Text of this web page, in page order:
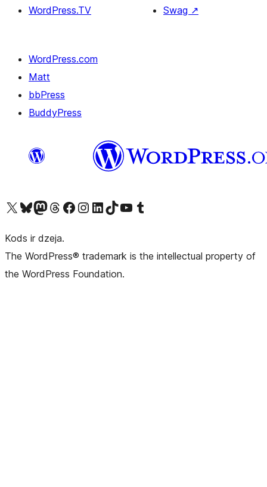
WordPress.TV
Swag ↗
WordPress.com
Matt
bbPress
BuddyPress
Apmeklējiet mūsu X (agrāk Twitter) kontu
Apmeklējiet mūsu Bluesky kontu
Apmeklējiet mūsu Mastodon kontu
Apmeklējiet mūsu Threads kontu
Apmeklējiet mūsu Facebook lapuApmeklējiet mūsu Instagram kontu
Apmeklējiet mūsu LinkedIn kontu
Apmeklējiet mūsu TikTok kontu
Apmeklējiet mūsu YouTube kanālu
Apmeklējiet mūsu Tumblr kontu
Kods ir dzeja.
The WordPress® trademark is the intellectual property of
the WordPress Foundation.